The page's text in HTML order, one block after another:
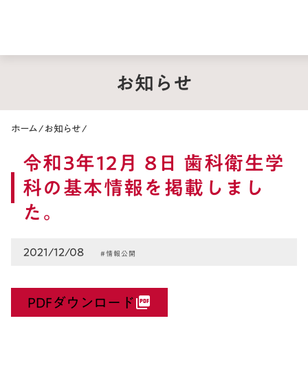
お知らせ
ホーム/お知らせ/
令和3年12月 8日 歯科衛生学
科の基本情報を掲載しまし
た。
2021/12/08 #情報公開
PDFダウンロードpicture_as_pdf